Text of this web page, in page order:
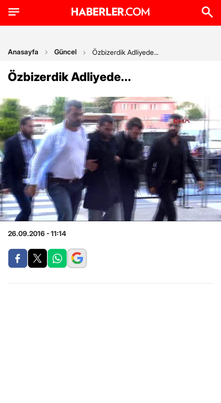
Anasayfa Güncel Özbizerdik Adliyede...
Özbizerdik Adliyede...
26.09.2016 - 11:14